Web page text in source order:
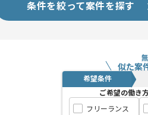
スキルアップされたい方、長期的に参
条件を絞って案件を探す
似た案
希望条件
ご希望の働き
フリーランス